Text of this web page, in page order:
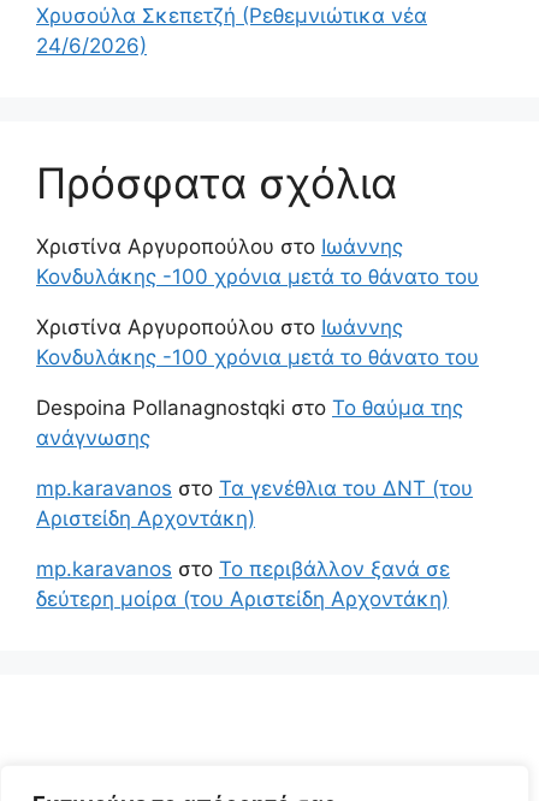
Χρυσούλα Σκεπετζή (Ρεθεμνιώτικα νέα
24/6/2026)
Πρόσφατα σχόλια
Χριστίνα Αργυροπούλου στο Ιωάννης
Κονδυλάκης -100 χρόνια μετά το θάνατο του
Χριστίνα Αργυροπούλου στο Ιωάννης
Κονδυλάκης -100 χρόνια μετά το θάνατο του
Despoina Pollanagnostqki στο Το θαύμα της
ανάγνωσης
mp.karavanos στο Τα γενέθλια του ΔΝΤ (του
Αριστείδη Αρχοντάκη)
mp.karavanos στο Το περιβάλλον ξανά σε
δεύτερη μοίρα (του Αριστείδη Αρχοντάκη)